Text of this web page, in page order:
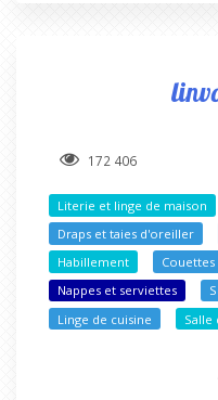
172 406
Literie et linge de maison
Draps et taies d'oreiller
Habillement
Nappes et serviettes
Linge de cuisine
Salle